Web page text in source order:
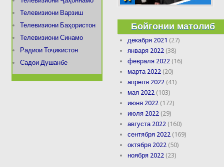
Телевизиони Варзиш
Телевизиони Баҳористон
Телевизиони Синамо
Радиои Тоҷикистон
Садои Душанбе
Бойгонии матолиб
декабря 2021 (27)
января 2022 (38)
февраля 2022 (16)
марта 2022 (20)
апреля 2022 (41)
мая 2022 (103)
июня 2022 (172)
июля 2022 (29)
августа 2022 (160)
сентября 2022 (169)
октября 2022 (50)
ноября 2022 (23)